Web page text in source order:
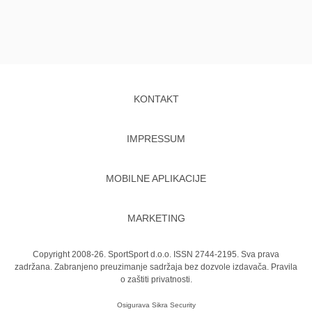
KONTAKT
IMPRESSUM
MOBILNE APLIKACIJE
MARKETING
Copyright 2008-26. SportSport d.o.o. ISSN 2744-2195. Sva prava
zadržana. Zabranjeno preuzimanje sadržaja bez dozvole izdavača. Pravila
o zaštiti privatnosti.
Osigurava Sikra Security